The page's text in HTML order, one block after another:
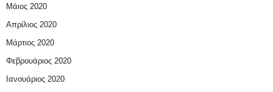
Μάιος 2020
Απρίλιος 2020
Μάρτιος 2020
Φεβρουάριος 2020
Ιανουάριος 2020